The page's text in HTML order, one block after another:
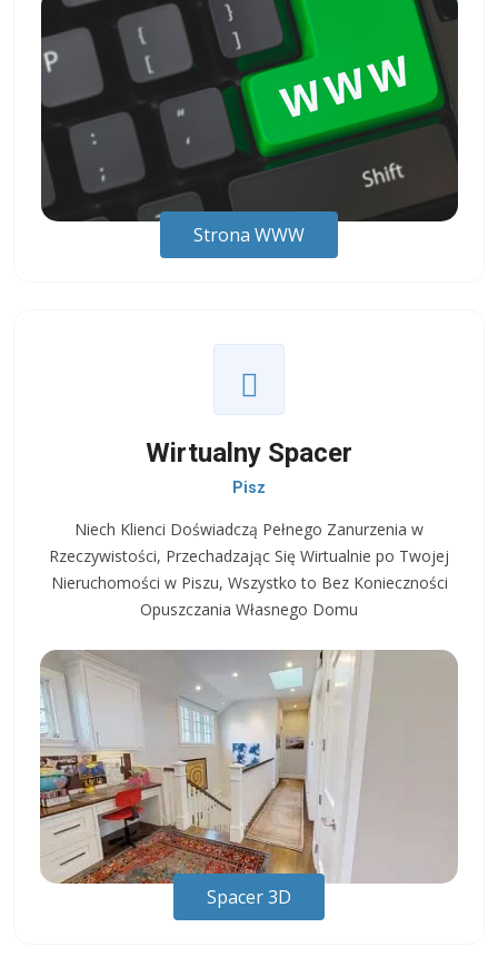
Strona WWW
Wirtualny Spacer
Pisz
Niech Klienci Doświadczą Pełnego Zanurzenia w
Rzeczywistości, Przechadzając Się Wirtualnie po Twojej
Nieruchomości w Piszu, Wszystko to Bez Konieczności
Opuszczania Własnego Domu
Spacer 3D